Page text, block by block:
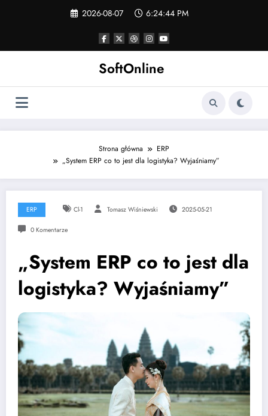
2026-08-07 6:24:44 PM
SoftOnline
Strona główna
ERP
„System ERP co to jest dla logistyka? Wyjaśniamy”
ERP Cl-1 Tomasz Wiśniewski 2025-05-21
0 Komentarze
„System ERP co to jest dla
logistyka? Wyjaśniamy”